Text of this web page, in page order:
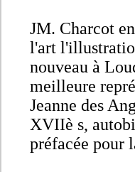
JM. Charcot
l'art
nouveau à
meilleure
Jeanne des
XVIIè s,
préfacée pour